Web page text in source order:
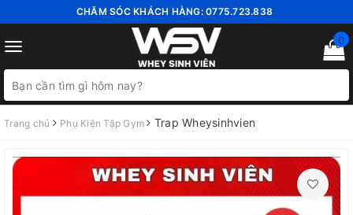
CHĂM SÓC KHÁCH HÀNG:0775.723.838
Toggle
navigation
0
Trang chủ Phụ Kiện Tập Gym Trap Wheysinhvien